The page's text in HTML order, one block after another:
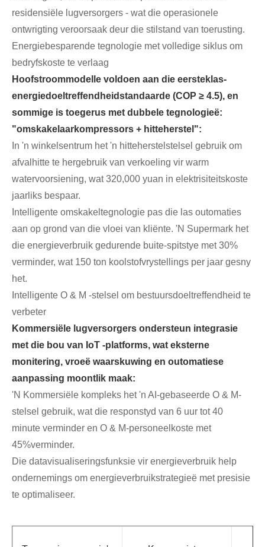
residensiële lugversorgers - wat die operasionele
ontwrigting veroorsaak deur die stilstand van toerusting.
Energiebesparende tegnologie met volledige siklus om
bedryfskoste te verlaag
Hoofstroommodelle voldoen aan die eersteklas-
energiedoeltreffendheidstandaarde (COP ≥ 4.5), en
sommige is toegerus met dubbele tegnologieë:
"omskakelaarkompressors + hitteherstel":
In 'n winkelsentrum het 'n hitteherstelstelsel gebruik om
afvalhitte te hergebruik van verkoeling vir warm
watervoorsiening, wat 320,000 yuan in elektrisiteitskoste
jaarliks ​​bespaar.
Intelligente omskakeltegnologie pas die las outomaties
aan op grond van die vloei van kliënte. 'N Supermark het
die energieverbruik gedurende buite-spitstye met 30%
verminder, wat 150 ton koolstofvrystellings per jaar gesny
het.
Intelligente O & M -stelsel om bestuursdoeltreffendheid te
verbeter
Kommersiële lugversorgers ondersteun integrasie
met die bou van IoT -platforms, wat eksterne
monitering, vroeë waarskuwing en outomatiese
aanpassing moontlik maak:
'N Kommersiële kompleks het 'n AI-gebaseerde O & M-
stelsel gebruik, wat die responstyd van 6 uur tot 40
minute verminder en O & M-personeelkoste met
45%verminder.
Die datavisualiseringsfunksie vir energieverbruik help
ondernemings om energieverbruikstrategieë met presisie
te optimaliseer.